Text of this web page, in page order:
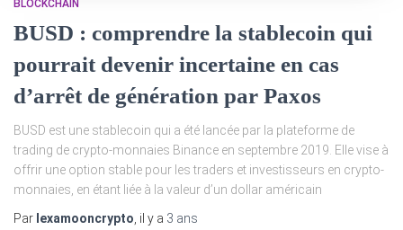
BLOCKCHAIN
BUSD : comprendre la stablecoin qui
pourrait devenir incertaine en cas
d’arrêt de génération par Paxos
BUSD est une stablecoin qui a été lancée par la plateforme de
trading de crypto-monnaies Binance en septembre 2019. Elle vise à
offrir une option stable pour les traders et investisseurs en crypto-
monnaies, en étant liée à la valeur d’un dollar américain
Par lexamooncrypto , il y a 3 ans